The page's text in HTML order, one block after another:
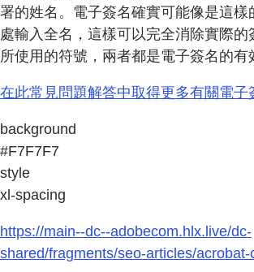
署的姓名。電子簽名確實可能像是這樣
處輸入全名，這樣可以完全消除實際的
所使用的符號，兩者都是電子簽名的有
在此常見問題解答中取得更多有關電子
background
#F7F7F7
style
xl-spacing
https://main--dc--adobecom.hlx.live/dc-
shared/fragments/seo-articles/